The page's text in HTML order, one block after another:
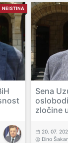
NEISTINA
Sena
zločine
20. 07.
Dino